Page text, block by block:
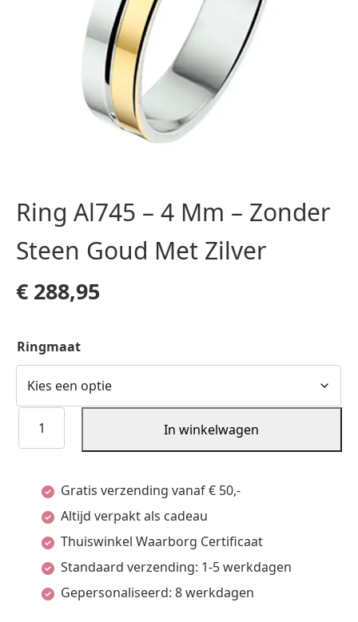
Ring Al745 – 4 Mm – Zonder
Steen Goud Met Zilver
€ 288,95
Ringmaat
Ring
Al745
Zonder
Steen
In winkelwagen
Gratis verzending vanaf € 50,-
Altijd verpakt als cadeau
Thuiswinkel Waarborg Certificaat
Standaard verzending: 1-5 werkdagen
Gepersonaliseerd: 8 werkdagen